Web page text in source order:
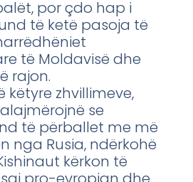
por çdo hap i
të ketë pasoja të
të Moldavisë dhe
rajon.
këtyre zhvillimeve,
se
të përballet me më
nga Rusia, ndërkohë
kërkon të